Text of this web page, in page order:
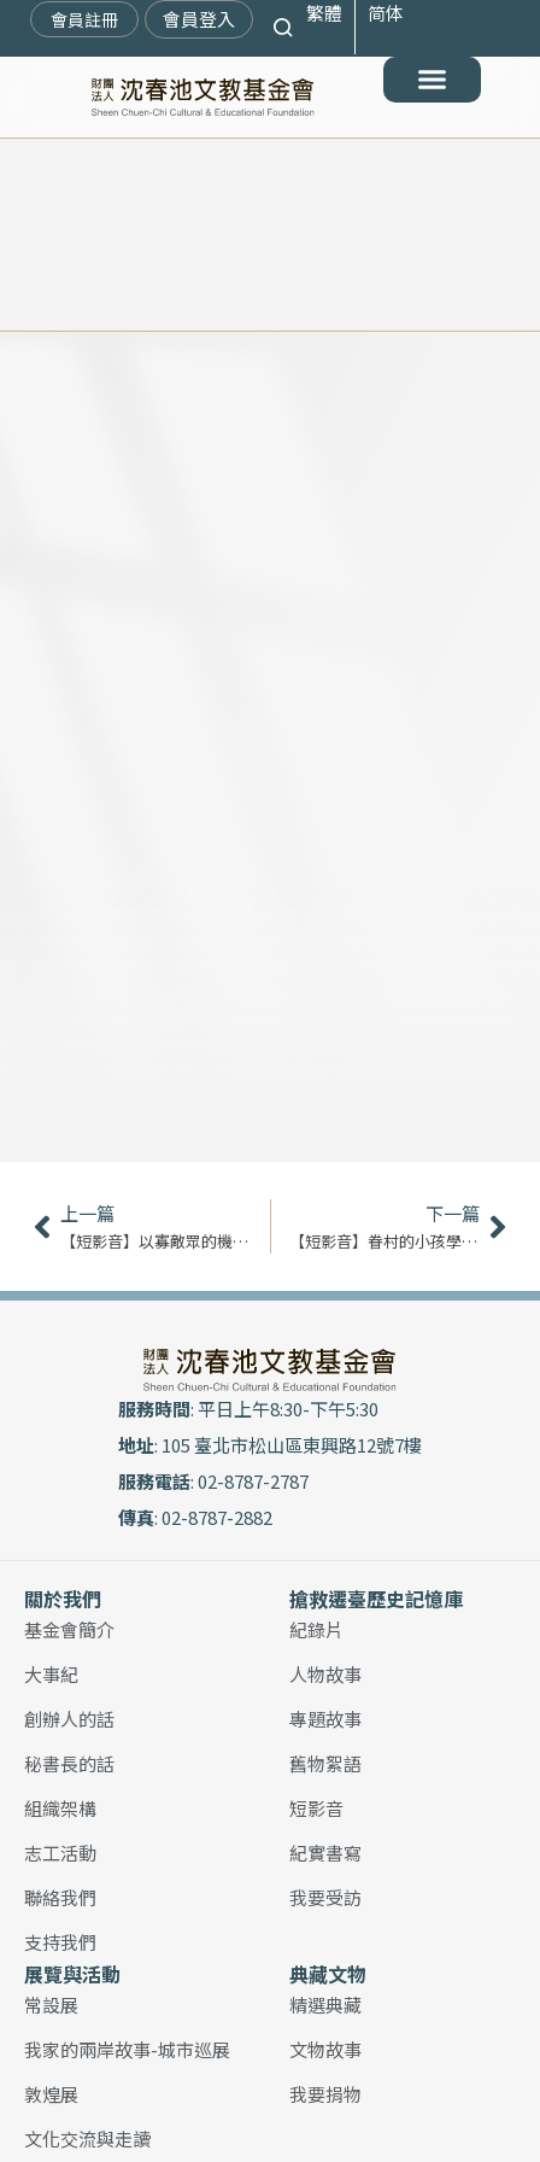
會員註冊 會員登入 繁體 简体
上一頁
上一篇
【短影音】以寡敵眾的機智將軍｜柴廷俊
下一篇
【短影音】眷村的小孩學英文｜胡志強
下
服務時間: 平日上午8:30-下午5:30
地址: 105 臺北市松山區東興路12號7樓
服務電話: 02-8787-2787
傳真: 02-8787-2882
關於我們
基金會簡介
大事紀
創辦人的話
秘書長的話
組織架構
志工活動
聯絡我們
支持我們
搶救遷臺歷史記憶庫
紀錄片
人物故事
專題故事
舊物絮語
短影音
紀實書寫
我要受訪
展覽與活動
常設展
我家的兩岸故事-城市巡展
敦煌展
文化交流與走讀
典藏文物
精選典藏
文物故事
我要捐物